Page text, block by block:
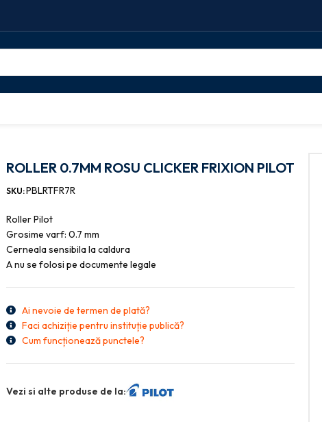
ROLLER 0.7MM ROSU CLICKER FRIXION PILOT
SKU:PBLRTFR7R
Roller Pilot
Grosime varf: 0.7 mm
Cerneala sensibila la caldura
A nu se folosi pe documente legale
Ai nevoie de termen de plată?
Faci achiziție pentru instituție publică?
Cum funcționează punctele?
Vezi si alte produse de la: